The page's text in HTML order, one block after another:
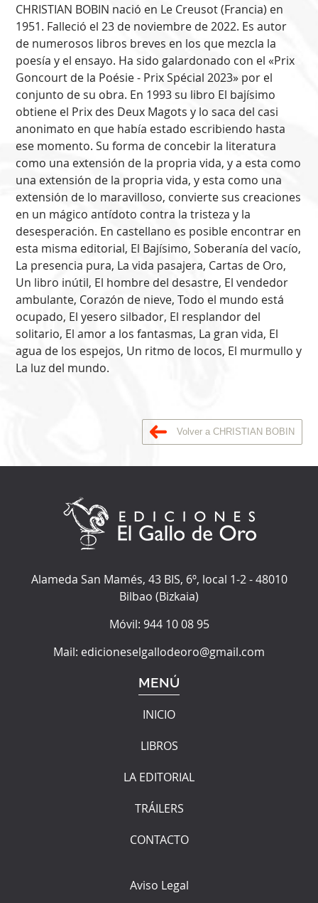
CHRISTIAN BOBIN nació en Le Creusot (Francia) en
1951. Falleció el 23 de noviembre de 2022. Es autor
de numerosos libros breves en los que mezcla la
poesía y el ensayo. Ha sido galardonado con el «Prix
Goncourt de la Poésie - Prix Spécial 2023» por el
conjunto de su obra. En 1993 su libro El bajísimo
obtiene el Prix des Deux Magots y lo saca del casi
anonimato en que había estado escribiendo hasta
ese momento. Su forma de concebir la literatura
como una extensión de la propria vida, y a esta como
una extensión de la propria vida, y esta como una
extensión de lo maravilloso, convierte sus creaciones
en un mágico antídoto contra la tristeza y la
desesperación. En castellano es posible encontrar en
esta misma editorial, El Bajísimo, Soberanía del vacío,
La presencia pura, La vida pasajera, Cartas de Oro,
Un libro inútil, El hombre del desastre, El vendedor
ambulante, Corazón de nieve, Todo el mundo está
ocupado, El yesero silbador, El resplandor del
solitario, El amor a los fantasmas, La gran vida, El
agua de los espejos, Un ritmo de locos, El murmullo y
La luz del mundo.
Volver a CHRISTIAN BOBIN
Alameda San Mamés, 43 BIS, 6º, local 1-2-48010
Bilbao (Bizkaia)
Móvil: 944 10 08 95
Mail: edicioneselgallodeoro@gmail.com
MENÚ
INICIO
LIBROS
LA EDITORIAL
TRÁILERS
CONTACTO
Aviso Legal